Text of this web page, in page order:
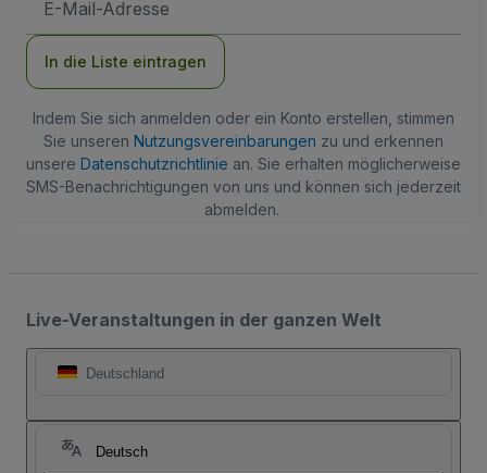
Mail-
In die Liste eintragen
Indem Sie sich anmelden oder ein Konto erstellen, stimmen
Sie unseren Nutzungsvereinbarungen zu und erkennen
unsere Datenschutzrichtlinie an. Sie erhalten möglicherweise
SMS-Benachrichtigungen von uns und können sich jederzeit
abmelden.
Live-Veranstaltungen in der ganzen Welt
Deutschland
Deutsch